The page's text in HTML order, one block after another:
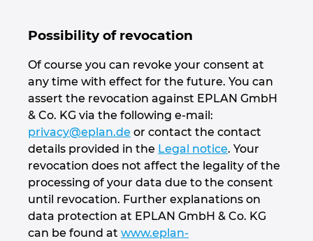
Possibility of revocation
Of course you can revoke your consent at
any time with effect for the future. You can
assert the revocation against EPLAN GmbH
& Co. KG via the following e-mail:
privacy@eplan.de or contact the contact
details provided in the Legal notice. Your
revocation does not affect the legality of the
processing of your data due to the consent
until revocation. Further explanations on
data protection at EPLAN GmbH & Co. KG
can be found at www.eplan-
Thailand
Turkey
Ukraine
United Arab Emirates
United Kingdom
United States